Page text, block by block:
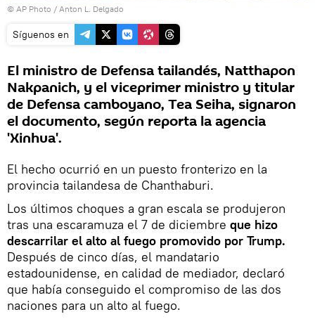
© AP Photo / Anton L. Delgado
Síguenos en
El ministro de Defensa tailandés, Natthapon
Nakpanich, y el viceprimer ministro y titular
de Defensa camboyano, Tea Seiha, signaron
el documento, según reporta la agencia
'Xinhua'.
El hecho ocurrió en un puesto fronterizo en la
provincia tailandesa de Chanthaburi.
Los últimos choques a gran escala se produjeron
tras una escaramuza el 7 de diciembre que hizo
descarrilar el alto al fuego promovido por Trump.
Después de cinco días, el mandatario
estadounidense, en calidad de mediador, declaró
que había conseguido el compromiso de las dos
naciones para un alto al fuego.